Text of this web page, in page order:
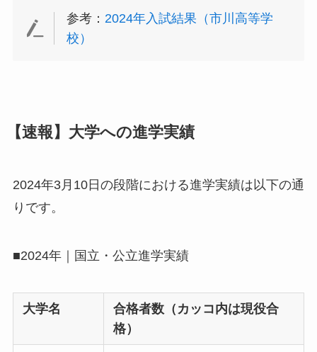
参考： 2024年入試結果（市川高等学
校）
【速報】大学への進学実績
2024年3月10日の段階における進学実績は以下の通
りです。
■2024年｜国立・公立進学実績
大学名
合格者数（カッコ内は現役合
格）